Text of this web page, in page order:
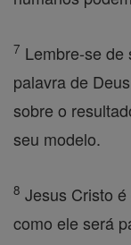
7 Lembre-se de
palavra de
sobre o
seu modelo.
8 Jesus Cristo
como ele será